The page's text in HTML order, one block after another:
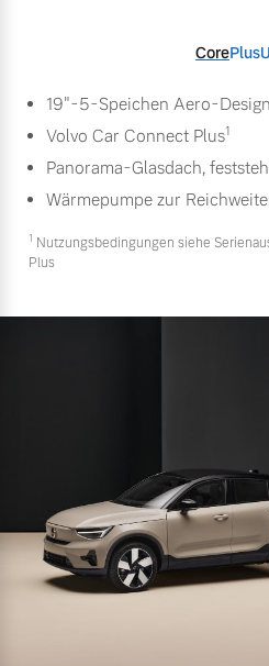
CorePlus
19"-5-Speichen Aero-
Volvo Car Connect Plus1
Panorama-Glasdach,
Wärmepumpe zur
1 Nutzungsbedingungen siehe
Plus